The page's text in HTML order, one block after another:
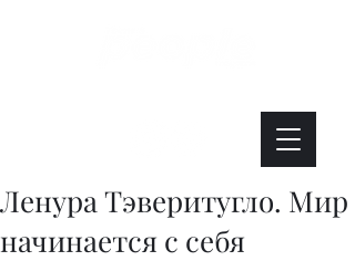
Ленура Тэверитугло. Мир
начинается с себя